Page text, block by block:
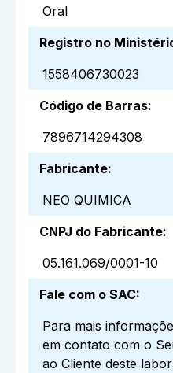
Oral
Registro no
1558406730023
Código de Barras:
7896714294308
Fabricante:
NEO QUIMICA
CNPJ do Fabricante:
05.161.069/0001-10
Fale com o SAC:
Para mais
em contato com o
ao Cliente deste